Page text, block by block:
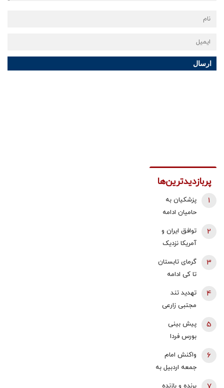
ارسال
پربازدیدترین‌ها
پزشکیان به
حامیان ادامه
همین‌جوری
نگویید بزن/
تبعاتش را هم
باید دید
1
توافق ایران و
آمریکا نزدیک
شد؟/ وزیر
خزانه‌داری
آمریکا از «امروز
یا فردا» گفت
2
گرمای تابستان
تا کی ادامه
تا ۵۰ روز دیگر
گرما در پیش
داریم
3
تهدید تند
مجتبی زارعی
خرازی:حاضرم با
وضو شلاقت را
اجرا کنم
4
پیش بینی
بورس فردا
1405 | موتور
رشد بازار روشن
5
واکنش امام
جمعه اردبیل به
6
برنده و بازنده